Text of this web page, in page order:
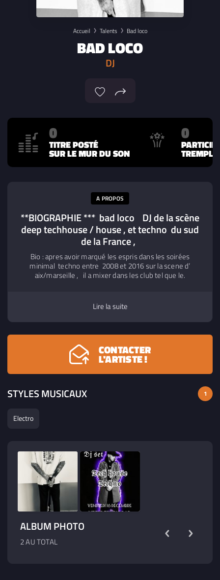
Accueil Talents Bad loco
BAD LOCO
DJ
0
TITRE POSTÉ
SUR LE MUR DU SON
0
A PROPOS
**BIOGRAPHIE *** bad loco DJ de la scène
deep techhouse / house , et techno du sud
de la France ,
Bio : apres avoir marqué les espris dans les soirées
minimal techno entre 2008 et 2016 sur la scene d’
aix/marseille , il a mixer dans les club tel que le.
Kalkbrenner, olivier huntemann , stephan bonzin , loco dice
... et j’en passe ..il a fait danser la foule dans les plus gros
clubs de la cote d'azur ! Jusqu’en 2016 .. , en jouant au
Lire la suite
CONTACTER
L'ARTISTE !
STYLES MUSICAUX 1
Electro
ALBUM PHOTO
2 AU TOTAL